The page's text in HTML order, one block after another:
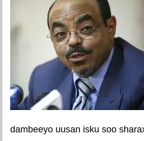
dambeeyo uusan isku soo